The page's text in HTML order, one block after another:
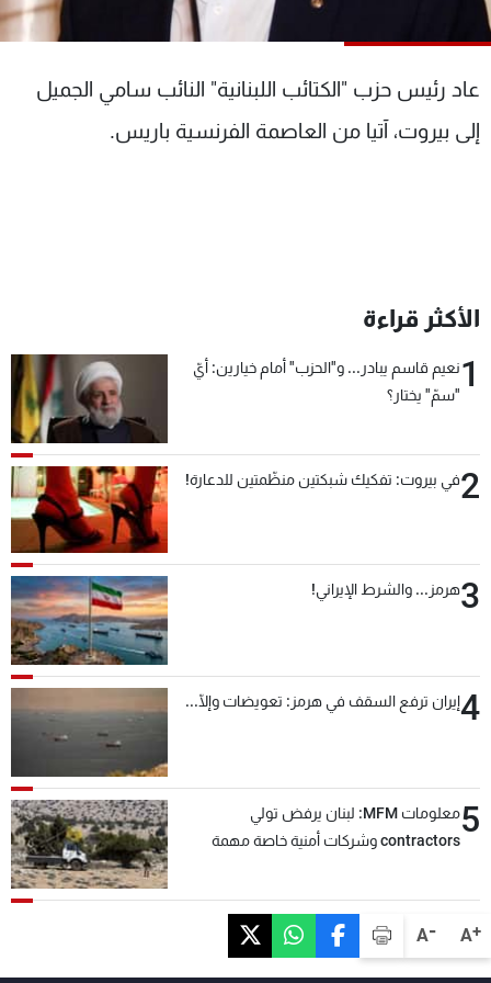
A+
A-
عاد رئيس حزب "الكتائب اللبنانية" النائب سامي الجميل
إلى بيروت، آتيا من العاصمة الفرنسية باريس.
الأكثر قراءة
1نعيم قاسم يبادر... و"الحزب" أمام خيارين: أيّ
"سمّ" يختار؟
2في بيروت: تفكيك شبكتين منظّمتين للدعارة!
3هرمز... والشرط الإيراني!
4إيران ترفع السقف في هرمز: تعويضات وإلّا...
5
معلومات MFM: لبنان يرفض تولي
contractors وشركات أمنية خاصة مهمة
عن MTV
الإنـتـاج
وظائف
تواصل معنا